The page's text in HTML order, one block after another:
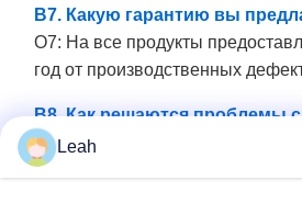
В7. Какую гарантию вы
О7: На все продукты
год от производственных
В8. Как решаются проблемы
О8: Наш строгий контроль
уровень дефектов ниже 0,2%. В
Leah